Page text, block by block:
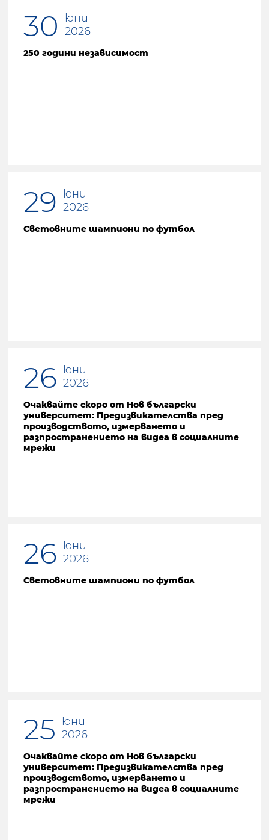
30
юни
2026
250 години независимост
29
юни
2026
Световните шампиони по футбол
26 юни
2026
Очаквайте скоро от Нов български
университет: Предизвикателства пред
производството, измерването и
разпространението на видеа в социалните
мрежи
26 юни
2026
Световните шампиони по футбол
25
юни
2026
Очаквайте скоро от Нов български
университет: Предизвикателства пред
производството, измерването и
разпространението на видеа в социалните
мрежи